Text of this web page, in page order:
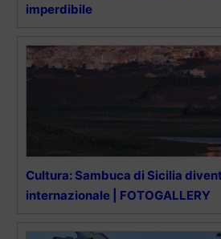
imperdibile
Cultura: Sambuca di Sicilia
internazionale | FOTOGALLERY